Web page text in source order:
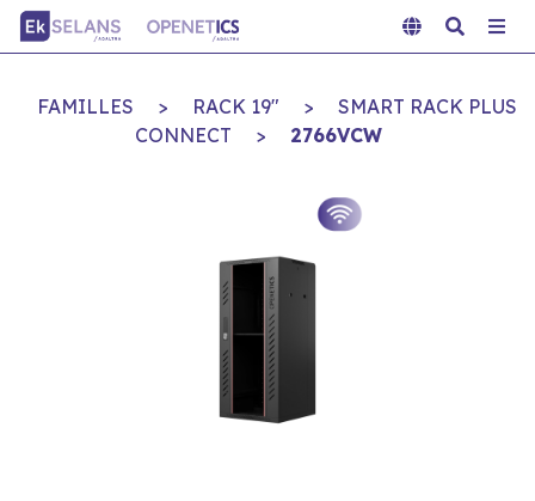
FAMILLES > RACK 19" >
SMART RACK PLUS
CONNECT
> 2766VCW